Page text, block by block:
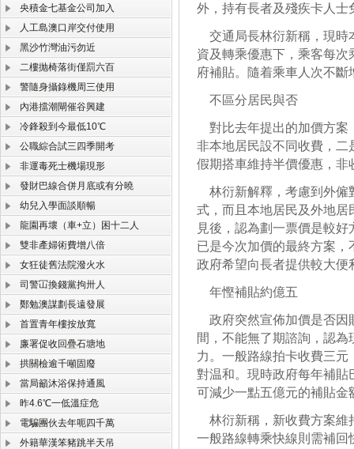
央積金七基金公司加入
人工島澳口岸交付使用
黑沙竹灣油污勿近
二樓抛椅落街僅罰六百
警隨身攝錄機周三使用
內港擋潮閘催谷興建
冷鋒殺到今最低10℃
公職綜合試三四季開考
非運毒死士機場現形
發財巴線合併月底或有分曉
幼兒入學面談順暢
龍園再壞（車+立）困十二人
雙非產婦術費增八倍
女狂徒舊法院潑火水
司警冚換錢黨拘卅人
鄭勉澳謀劃長遠發展
首置青年樓按放寬
廉署促收回疊石塘地
拱關檢逾千噸固廢
當局籲沐浴保持通風
昨4.6℃一低溫症危
電騙團伙去年呃四千萬
外籍華漢笨豬跳半天吊
外，持有長者及殘疾卡人士
交通局長林衍新稱，現時
資及轉乘優惠下，乘客每
府補貼。隨着乘車人次不
不區分居民與否
對比去年提出的加價方案
非本地居民設不同收費，
假期搭車維持半價優惠，非
林衍新解釋，考慮到外僱
式，而且本地居民及外地
見後，認為劃一票價是較
已是今次加價的最終方案
政府希望向長者提供較大便
年慳補貼約億五
政府突然宣佈加價是否因
間，不能無了期諮詢，認
力。一般路線拍卡收費三
對温和。現時政府每年補
可減少一點五億元的補貼金
林衍新稱，新收費方案維
一般路線轉乘快線則需補